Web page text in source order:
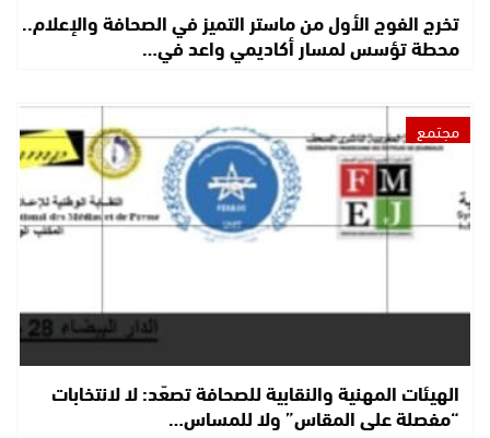
تخرج الفوج الأول من ماستر التميز في الصحافة والإعلام..
محطة تؤسس لمسار أكاديمي واعد في…
مجتمع
الهيئات المهنية والنقابية للصحافة تصعّد: لا لانتخابات
“مفصلة على المقاس” ولا للمساس…